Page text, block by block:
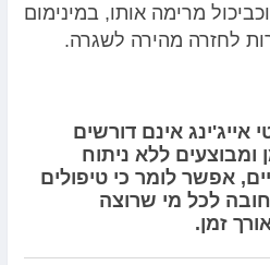
מרימה אותו, במינימום
לחזרה מהירה לשגרה.
אייג'ינג אינם דורשים
ללא ניתוח
אפשר לומר כי טיפולים
לכל מי שרוצה
זמן.